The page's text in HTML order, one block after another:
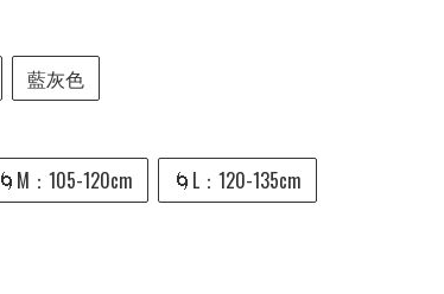
藍灰色
🌀M：105-120cm
🌀L：120-135cm